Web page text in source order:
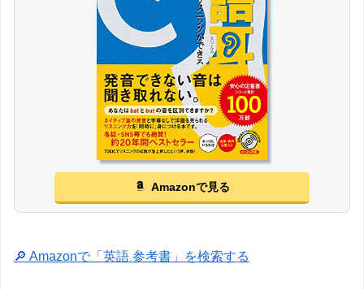
Amazonで見る
🔎 Amazonで「英語 参考書」を検索する